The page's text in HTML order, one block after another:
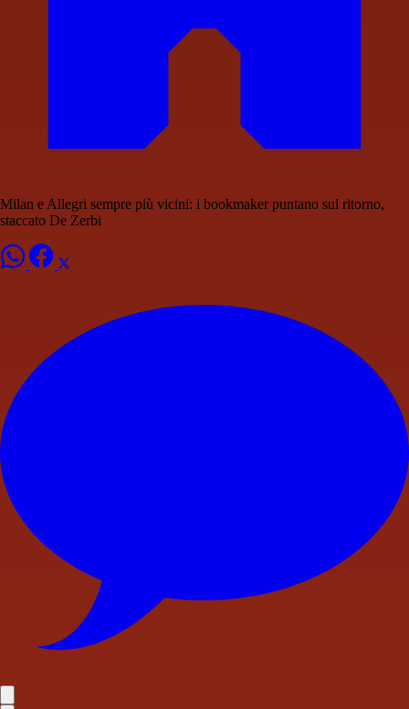
Milan e Allegri sempre più vicini: i bookmaker puntano sul ritorno,
staccato De Zerbi